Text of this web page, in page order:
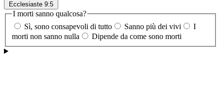
Ecclesiaste 9:5
I morti sanno qualcosa?
Sì, sono consapevoli di tutto
Sanno più dei vivi
I
morti non sanno nulla
Dipende da come sono morti